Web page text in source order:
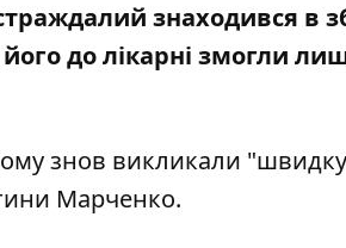
знаходився в
до лікарні змогли
знов викликали
Марченко.